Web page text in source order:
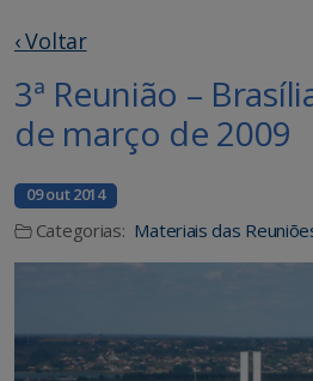
‹ Voltar
3ª Reunião –
de março de 2009
09 out 2014
Categorias: Materiais das